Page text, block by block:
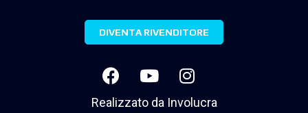
DIVENTA RIVENDITORE
Realizzato da Involucra